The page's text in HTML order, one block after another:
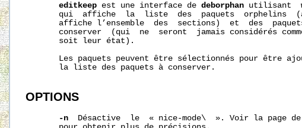
editkeep est une interface de deborphan utilisant
qui  affiche  la  liste  des  paquets  orphelins
affiche l’ensemble  des  sections)  et  des
conserver  (qui  ne  seront  jamais considérés
       soit leur état).
Les paquets peuvent être sélectionnés pour être
       la liste des paquets à conserver.
OPTIONS
-n
Désactive  le  « nice-mode\  ». Voir la page